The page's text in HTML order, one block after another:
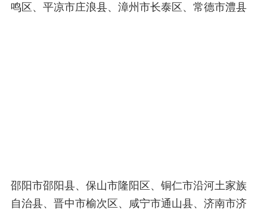
鸣区、平凉市庄浪县、漳州市长泰区、常德市澧县
邵阳市邵阳县、保山市隆阳区、铜仁市沿河土家族
自治县、晋中市榆次区、咸宁市通山县、济南市济